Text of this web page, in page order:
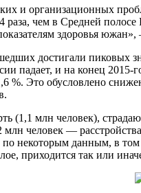
и организационных
раза, чем в Средней
здоровья южан»,
достигали пиковых
падает, и на конец
%. Это обусловлено
(1,1 млн человек),
млн человек —
по некоторым данным, в
приходится так или